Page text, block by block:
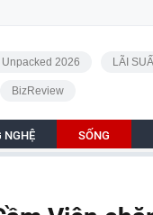
2026 LÃI
BizReview
NGHỆ SỐNG